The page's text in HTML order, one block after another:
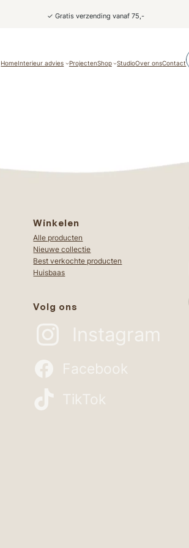
✓ Gratis verzending vanaf 75,-
HomeInterieur advies ProjectenShop StudioOver onsContact
Winkelen
Alle producten
Nieuwe collectie
Best verkochte producten
Huisbaas
Volg ons
Instagram
Facebook
TikTok